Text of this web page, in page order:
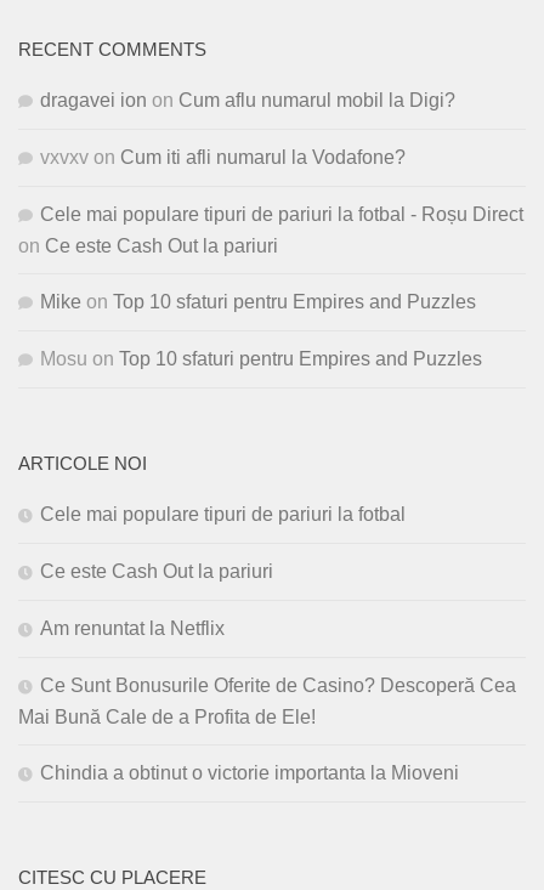
RECENT COMMENTS
dragavei ion on Cum aflu numarul mobil la Digi?
vxvxv on Cum iti afli numarul la Vodafone?
Cele mai populare tipuri de pariuri la fotbal - Roșu Direct
on Ce este Cash Out la pariuri
Mike on Top 10 sfaturi pentru Empires and Puzzles
Mosu on Top 10 sfaturi pentru Empires and Puzzles
ARTICOLE NOI
Cele mai populare tipuri de pariuri la fotbal
Ce este Cash Out la pariuri
Am renuntat la Netflix
Ce Sunt Bonusurile Oferite de Casino? Descoperă Cea
Mai Bună Cale de a Profita de Ele!
Chindia a obtinut o victorie importanta la Mioveni
CITESC CU PLACERE